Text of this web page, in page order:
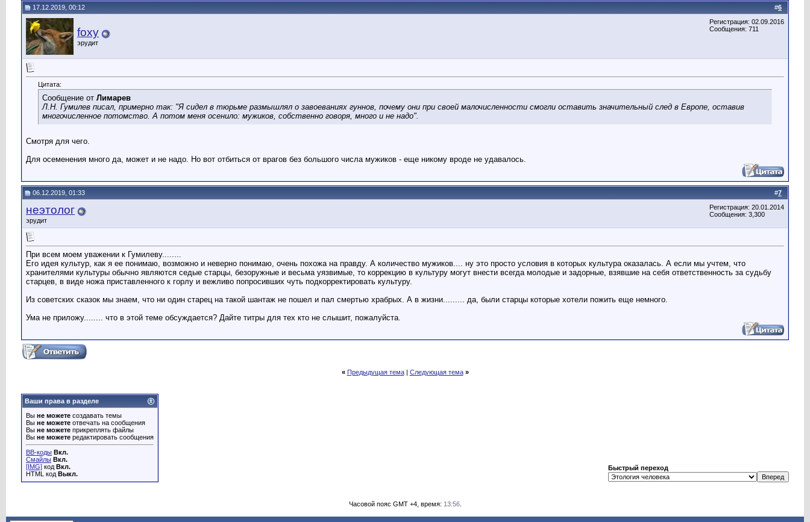
#6
17.12.2019, 00:12
foxy
эрудит
Регистрация: 02.09.2016
Сообщения: 711
Цитата:
Сообщение от Лимарев
Л.Н. Гумилев писал, примерно так: "Я сидел в тюрьме размышлял о завоеваниях гуннов, почему они при своей малочисленности смогли оставить значительный след в Европе, оставив
многочисленное потомство. А потом меня осенило: мужиков, собственно говоря, много и не надо".
Смотря для чего.
Для осеменения много да, может и не надо. Но вот отбиться от врагов без большого числа мужиков - еще никому вроде не удавалось.
#7
06.12.2019, 01:33
неэтолог
эрудит
Регистрация: 20.01.2014
Сообщения: 3,300
При всем моем уважении к Гумилеву........
Его идея культур, как я ее понимаю, возможно и неверно понимаю, очень похожа на правду. А количество мужиков.... ну это просто условия в которых культура оказалась. А если мы учтем, что
хранителями культуры обычно являются седые старцы, безоружные и весьма уязвимые, то коррекцию в культуру могут внести всегда молодые и задорные, взявшие на себя ответственность за судьбу
старцев, в виде ножа приставленного к горлу и вежливо попросивших чуть подкорректировать культуру.
Из советских сказок мы знаем, что ни один старец на такой шантаж не пошел и пал смертью храбрых. А в жизни......... да, были старцы которые хотели пожить еще немного.
Ума не приложу........ что в этой теме обсуждается? Дайте титры для тех кто не слышит, пожалуйста.
« Предыдущая тема| Следующая тема »
Ваши права в разделе
Вы не можете создавать темы
Вы не можете отвечать на сообщения
Вы не можете прикреплять файлы
Вы не можете редактировать сообщения
BB-коды Вкл.
Смайлы Вкл.
[IMG] код Вкл.
HTML код Выкл.
Быстрый переход
Часовой пояс GMT +4, время: 13:56.